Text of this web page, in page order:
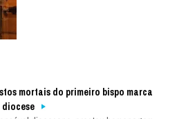
mortais do primeiro bispo marca
diocese